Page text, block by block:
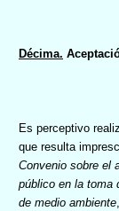
Décima.
Es perceptivo
que resulta
Convenio sobre el
público en la toma
de medio ambiente